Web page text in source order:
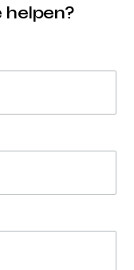
helpen?